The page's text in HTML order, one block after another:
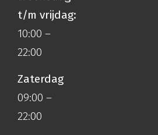
t/m vrijdag:
10:00 –
22:00
Zaterdag
09:00 –
22:00